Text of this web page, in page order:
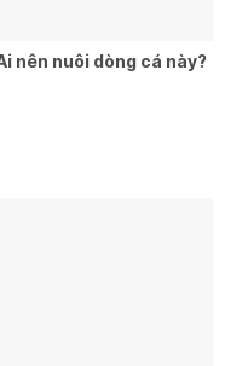
nên nuôi dòng cá này?